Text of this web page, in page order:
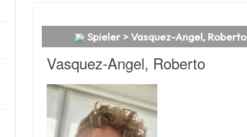
Spieler > Vasquez-Angel, Roberto
Vasquez-Angel, Roberto